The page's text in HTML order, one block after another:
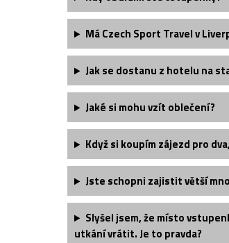
Má Czech Sport Travel v
Jak se dostanu z hotelu na
Jaké si mohu vzít oblečení?
Když si koupím zájezd pro
Jste schopni zajistit větší
Slyšel jsem, že místo
utkání vrátit. Je to pravda?